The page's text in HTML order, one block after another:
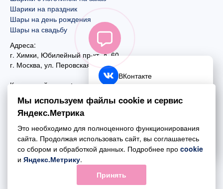
Шарики на праздник
Шары на день рождения
Шары на свадьбу
Адреса:
г. Химки, Юбилейный пр-кт, д. 60
г. Москва, ул. Перовская, д. 59
Контактный номер:
+7 (495) 970-44-75
Почта:
mail@esta-fiesta.ru
Режим работы интернет-магазина:
ПН-ВС с 09:00 до 21:00
ВКонтакте
Telegram
Обратный звонок
Мы используем файлы cookie и сервис
Яндекс.Метрика
Это необходимо для полноценного функционирования
сайта. Продолжая использовать сайт, вы соглашаетесь
со сбором и обработкой данных. Подробнее про cookie
и Яндекс.Метрику.
Принять